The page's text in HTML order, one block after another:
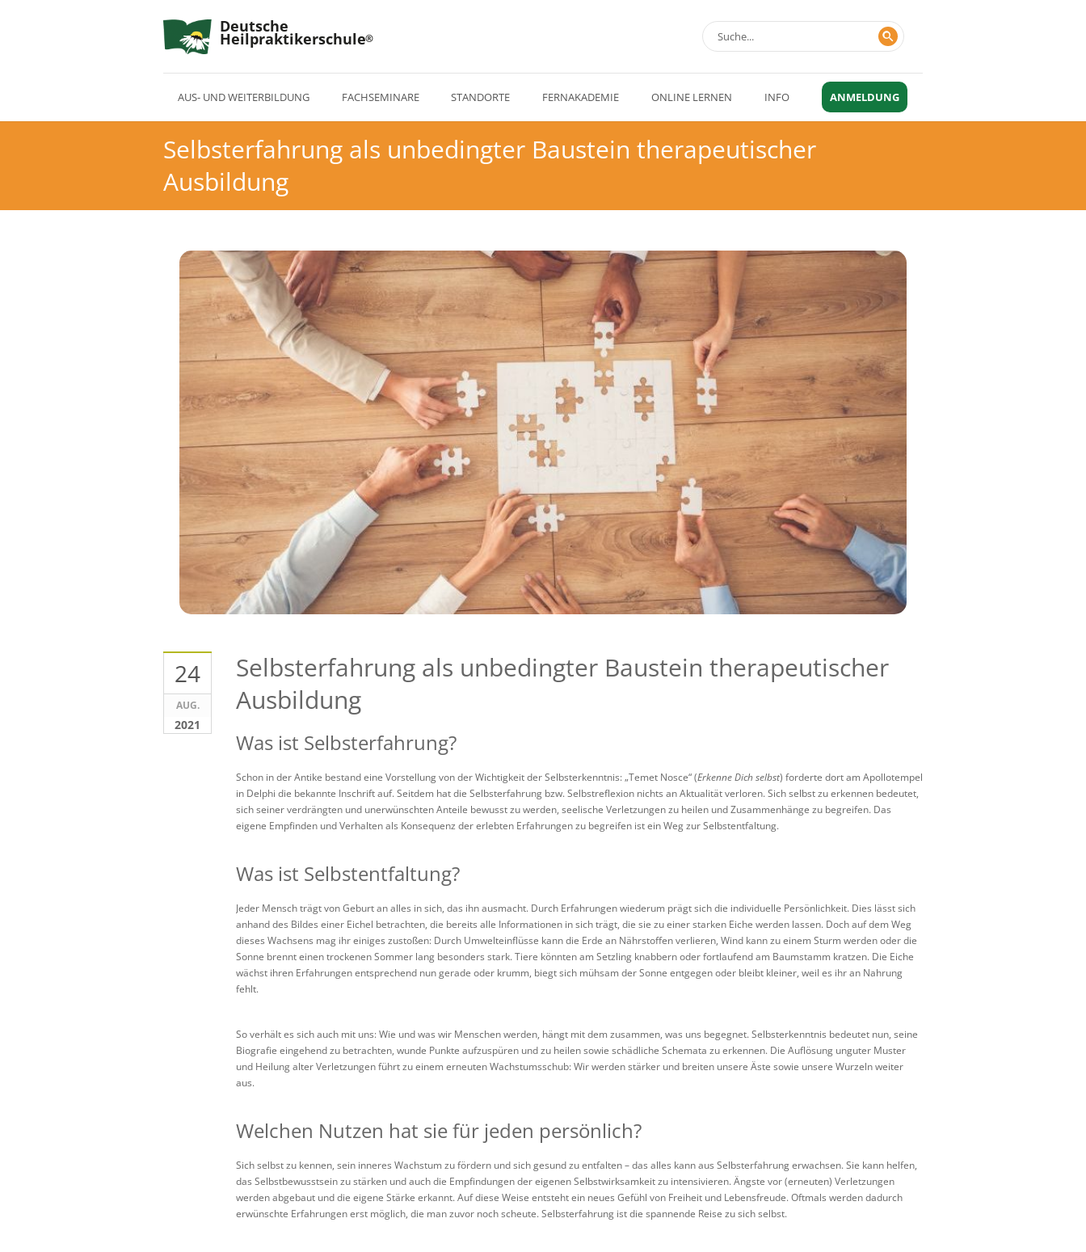
Deutsche
Heilpraktikerschule
AUS- UND WEITERBILDUNG FACHSEMINARE STANDORTE FERNAKADEMIE ONLINE LERNEN INFO ANMELDUNG
Selbsterfahrung als unbedingter Baustein therapeutischer
Ausbildung
24
AUG.
2021
Selbsterfahrung als unbedingter Baustein therapeutischer
Ausbildung
Was ist Selbsterfahrung?
Schon in der Antike bestand eine Vorstellung von der Wichtigkeit der Selbsterkenntnis: „Temet Nosce“ (Erkenne Dich selbst) forderte dort am Apollotempel
in Delphi die bekannte Inschrift auf. Seitdem hat die Selbsterfahrung bzw. Selbstreflexion nichts an Aktualität verloren. Sich selbst zu erkennen bedeutet,
sich seiner verdrängten und unerwünschten Anteile bewusst zu werden, seelische Verletzungen zu heilen und Zusammenhänge zu begreifen. Das
eigene Empfinden und Verhalten als Konsequenz der erlebten Erfahrungen zu begreifen ist ein Weg zur Selbstentfaltung.
Was ist Selbstentfaltung?
Jeder Mensch trägt von Geburt an alles in sich, das ihn ausmacht. Durch Erfahrungen wiederum prägt sich die individuelle Persönlichkeit. Dies lässt sich
anhand des Bildes einer Eichel betrachten, die bereits alle Informationen in sich trägt, die sie zu einer starken Eiche werden lassen. Doch auf dem Weg
dieses Wachsens mag ihr einiges zustoßen: Durch Umwelteinflüsse kann die Erde an Nährstoffen verlieren, Wind kann zu einem Sturm werden oder die
Sonne brennt einen trockenen Sommer lang besonders stark. Tiere könnten am Setzling knabbern oder fortlaufend am Baumstamm kratzen. Die Eiche
wächst ihren Erfahrungen entsprechend nun gerade oder krumm, biegt sich mühsam der Sonne entgegen oder bleibt kleiner, weil es ihr an Nahrung
fehlt.
So verhält es sich auch mit uns: Wie und was wir Menschen werden, hängt mit dem zusammen, was uns begegnet. Selbsterkenntnis bedeutet nun, seine
Biografie eingehend zu betrachten, wunde Punkte aufzuspüren und zu heilen sowie schädliche Schemata zu erkennen. Die Auflösung unguter Muster
und Heilung alter Verletzungen führt zu einem erneuten Wachstumsschub: Wir werden stärker und breiten unsere Äste sowie unsere Wurzeln weiter
aus.
Welchen Nutzen hat sie für jeden persönlich?
Sich selbst zu kennen, sein inneres Wachstum zu fördern und sich gesund zu entfalten – das alles kann aus Selbsterfahrung erwachsen. Sie kann helfen,
das Selbstbewusstsein zu stärken und auch die Empfindungen der eigenen Selbstwirksamkeit zu intensivieren. Ängste vor (erneuten) Verletzungen
werden abgebaut und die eigene Stärke erkannt. Auf diese Weise entsteht ein neues Gefühl von Freiheit und Lebensfreude. Oftmals werden dadurch
erwünschte Erfahrungen erst möglich, die man zuvor noch scheute. Selbsterfahrung ist die spannende Reise zu sich selbst.